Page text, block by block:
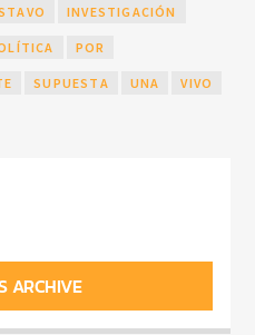
INVESTIGACIÓN
POR
SUPUESTA UNA VIVO
ARCHIVE